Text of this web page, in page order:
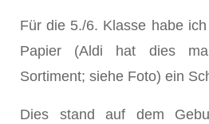
Für die 5./6. Klasse habe
Papier (Aldi hat dies
Sortiment; siehe Foto) ein
Dies stand auf dem